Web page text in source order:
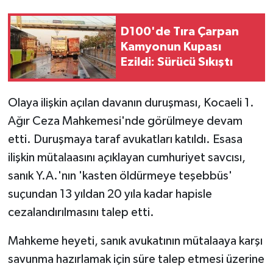
D100'de Tıra Çarpan
Kamyonun Kupası
Ezildi: Sürücü Sıkıştı
Olaya ilişkin açılan davanın duruşması, Kocaeli 1.
Ağır Ceza Mahkemesi'nde görülmeye devam
etti. Duruşmaya taraf avukatları katıldı. Esasa
ilişkin mütalaasını açıklayan cumhuriyet savcısı,
sanık Y.A.'nın 'kasten öldürmeye teşebbüs'
suçundan 13 yıldan 20 yıla kadar hapisle
cezalandırılmasını talep etti.
Mahkeme heyeti, sanık avukatının mütalaaya karşı
savunma hazırlamak için süre talep etmesi üzerine